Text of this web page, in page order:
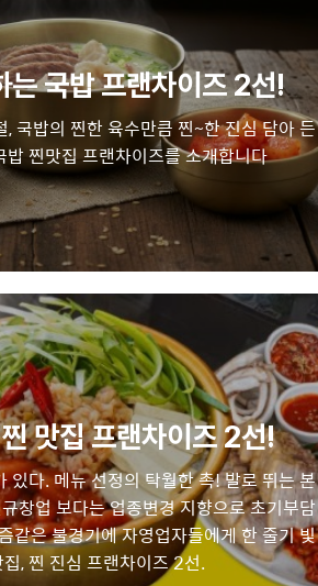
는 국밥 프랜차이즈 2선!
국밥의 찐한 육수만큼 찐~한 진심 담아 든
찐맛집 프랜차이즈를 소개합니다
맛집 프랜차이즈 2선!
있다. 메뉴 선정의 탁월한 촉! 발로 뛰는 본
창업 보다는 업종변경 지향으로 초기부담
같은 불경기에 자영업자들에게 한 줄기 빛
, 찐 진심 프랜차이즈 2선.